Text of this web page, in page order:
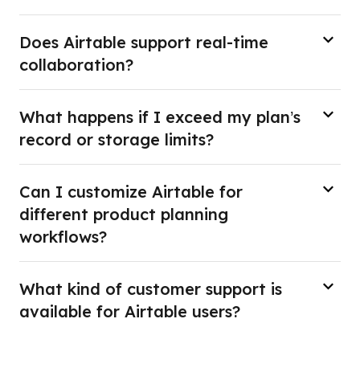
Does Airtable support real-time
collaboration?
What happens if I exceed my plan’s
record or storage limits?
Can I customize Airtable for
different product planning
workflows?
What kind of customer support is
available for Airtable users?